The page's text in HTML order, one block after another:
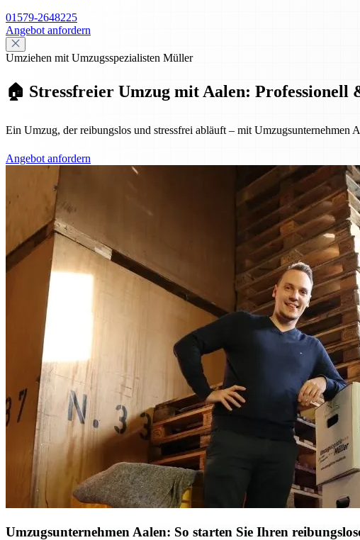
01579-2648225
Angebot anfordern
Umziehen mit Umzugsspezialisten Müller
🏠 Stressfreier Umzug mit Aalen: Professionell
Ein Umzug, der reibungslos und stressfrei abläuft – mit
Angebot anfordern
Umzugsunternehmen Aalen: So starten Sie Ihren